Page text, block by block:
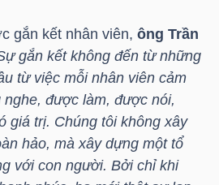
gắn kết nhân viên, ông Trần
gắn kết không đến từ những
từ việc mỗi nhân viên cảm
được làm, được nói,
giá trị. Chúng tôi không xây
hảo, mà xây dựng một tổ
với con người. Bởi chỉ khi